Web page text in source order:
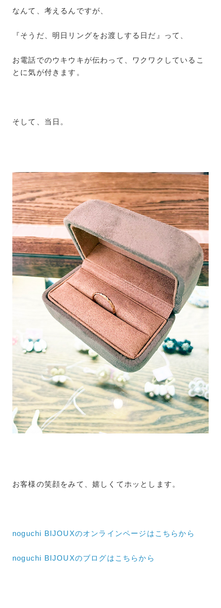
なんて、考えるんですが、
『そうだ、明日リングをお渡しする日だ』って、
お電話でのウキウキが伝わって、ワクワクしているこ
とに気が付きます。
そして、当日。
お客様の笑顔をみて、嬉しくてホッとします。
noguchi BIJOUXのオンラインページはこちらから
noguchi BIJOUXのブログはこちらから